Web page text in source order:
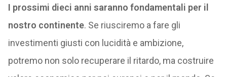
I prossimi dieci anni saranno fondamentali per il
nostro continente. Se riusciremo a fare gli
investimenti giusti con lucidità e ambizione,
potremo non solo recuperare il ritardo, ma costruire